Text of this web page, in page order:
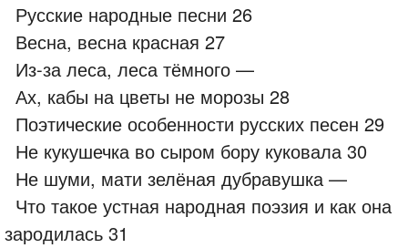
Русские народные песни 26
Весна, весна красная 27
Из-за леса, леса тёмного —
Ах, кабы на цветы не морозы 28
Поэтические особенности русских песен 29
Не кукушечка во сыром бору куковала 30
Не шуми, мати зелёная дубравушка —
Что такое устная народная поэзия и как она
зародилась 31